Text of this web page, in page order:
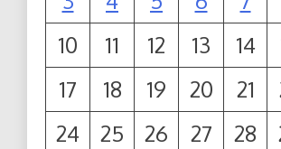
10
11 12 13 14
17
18 19 20 21
24
25 26 27 28